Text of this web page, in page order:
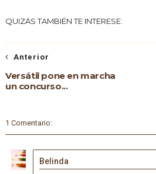
QUIZÁS TAMBIÉN TE INTERESE:
Anterior
Versátil pone en marcha
un concurso...
1 Comentario:
Belinda